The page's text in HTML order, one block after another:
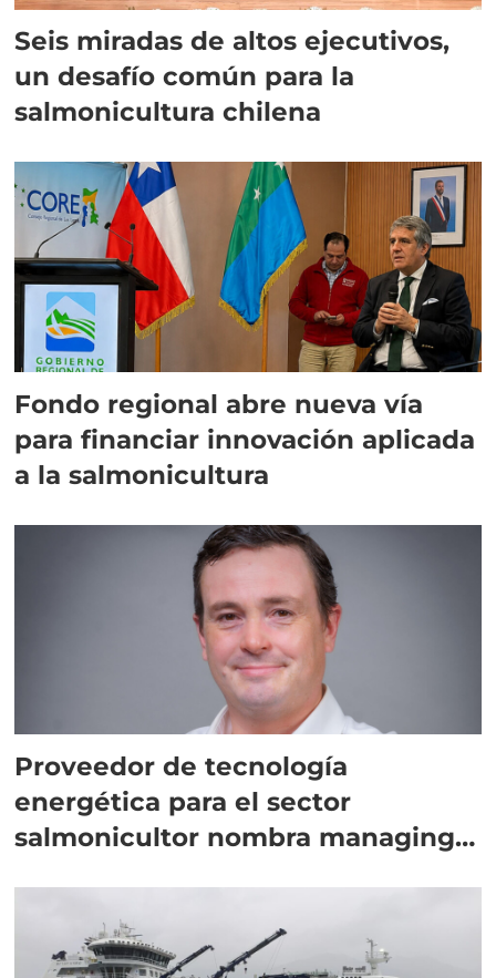
Seis miradas de altos ejecutivos,
un desafío común para la
salmonicultura chilena
Fondo regional abre nueva vía
para financiar innovación aplicada
a la salmonicultura
Proveedor de tecnología
energética para el sector
salmonicultor nombra managing